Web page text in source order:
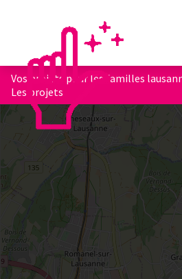
Vos projets pour les familles
Les projets